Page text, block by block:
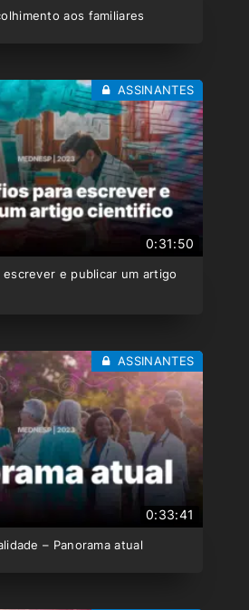
aos familiares
0:31:50
e publicar um artigo
ASSINANTES
0:33:41
– Panorama atual
ASSINANTES